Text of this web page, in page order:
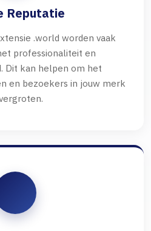
Reputatie
.world worden vaak
professionaliteit en
Dit kan helpen om het
en bezoekers in jouw merk